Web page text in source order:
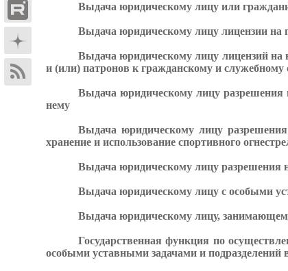
Выдача юридическому лицу или
Выдача юридическому лицу лицензии на
Выдача юридическому лицу лицензий на
и (или) патронов к гражданскому и
Выдача юридическому лицу разрешения
нему
Выдача юридическому лицу
хранение и использование спортивного
Выдача юридическому лицу разрешения
Выдача юридическому лицу с особыми
Выдача юридическому лицу,
Государственная функция по
особыми уставными задачами и подразделений